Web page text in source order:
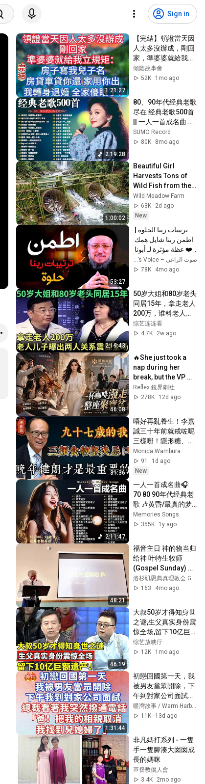
Sign in
1:21:27
【完結】領證當天因
人太多沒辦成，剛回
家，準婆婆就給我立
規矩：房子寫我兒子
名，房貸車貸你還，
婚，全家傻眼了！ #
傾聽故事會 #情感故
事 #夜讀人生 #故事
分享 #正能量 #爽文
傾聽故事會
52K
1mo ago
2:19:28
80、90年代经典老歌
尽在 经典老歌500首
|| 一人一首成名曲 🤞
🤞 我曾用心爱过你/
雨蝶/容易受伤的女
SUMO Record
80K
8mo ago
1:00:02
Beautiful Girl
Harvests Tons of
Wild Fish from the
Da River and
Transports Them to
Market to Sell
Wild Meadow Farm
63K
2d ago
New
53:27
داود لمعي
78K
4mo ago
2:19:43
50岁大姐和80岁老头
同居15年，拿走老人
200万，谁料老人儿
子曝出两人关系震惊
全场【王芳王为念调
综艺连连看
4.7K
2w ago
46:08
🔥She just took a
nap during her
break, but the VP
publicly humiliated
her by splashing
Reflex 鏡界劇社
278K
12d ago
31:36
唔好再亂養生！李嘉
誠三十年前就戒咗呢
三樣嘢！隱形糖、隱
形鹽同加工食品，悄
悄損害身體，越早避
開越益長壽！# 李嘉
誠 #中老年養生 #退
休感悟 #飲食避坑
Monica Wambura
91
1d ago
New
2:11:47
一人一首成名曲🎧
70 80 90年代经典老
歌 🎶黄昏/最真的梦/
我等到花兒也谢了/
单身情歌/一千个伤
选择/我是真的爱上
你/爱江山更爱美人/
九百九十九朵玫瑰/
忘情水🎶你還記得幾
首？
Memories Songs
355K
1y ago
48:21
福音主日 神的物当归
给神 叶特生牧师
(Gospel Sunday)
Give to God What
Belongs to God --
2026/03/15
洛杉矶恩典真理教会 Grace & Truth Community Church of L.A.
163
4mo ago
46:19
大叔50岁才得知身世
之谜,生父真实身份震
惊全场,留下10亿巨
额遗产！【王芳王为
念访谈】
综艺放映厅
12K
1mo ago
1:31:44
初戀回國第一天，我
被男友當眾開除，下
午到對家公司面試，
總裁看著我簡歷呆
住，突然撥通一個電
取消，我找到儿媳妇
了」#大女主 #完结
文 #幸福人生 #小说
#爽文 #言情 #甜宠
#逆袭
暖灣故事 / Warm Harbor Stories
11K
13d ago
非凡媽打系列 - 一隻
手一隻腳湊大囡囡成
長的媽咪
基督教儷人會
3.4K
2mo ago